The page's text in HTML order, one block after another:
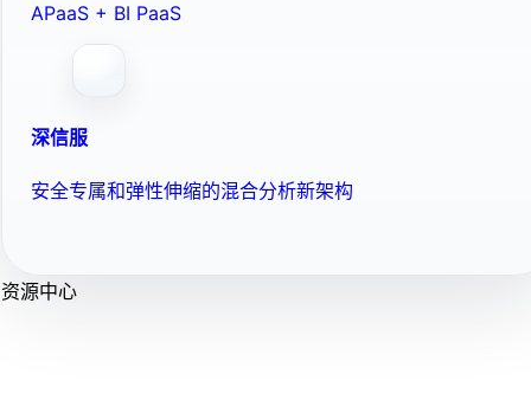
APaaS + BI PaaS
深信服
安全专属和弹性伸缩的混合分析新架构
资源中心